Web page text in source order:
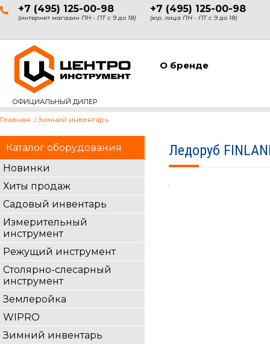
+7 (495) 125-00-98
(интернет магазин ПН - ПТ с 9 до 18)
+7 (495) 125-00-98
(юр. лица ПН - ПТ с 9 до 18)
ОФИЦИАЛЬНЫЙ ДИЛЕР
О бренде
Каталог оборудования
Новинки
Хиты продаж
Садовый инвентарь
Измерительный
инструмент
Режущий инструмент
Столярно-слесарный
инструмент
Землеройка
WIPRO
Зимний инвентарь
Главная Зимний инвентарь
Ледоруб